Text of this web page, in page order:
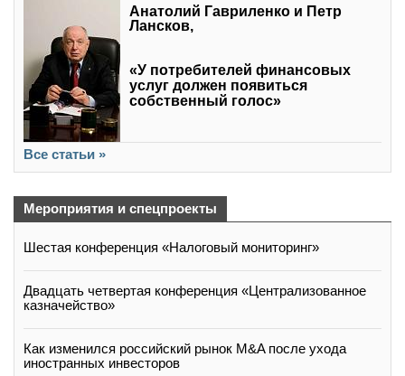
Анатолий Гавриленко и Петр
Лансков,
«У потребителей финансовых
услуг должен появиться
собственный голос»
Все статьи »
Мероприятия и спецпроекты
Шестая конференция «Налоговый мониторинг»
Двадцать четвертая конференция «Централизованное
казначейство»
Как изменился российский рынок M&A после ухода
иностранных инвесторов